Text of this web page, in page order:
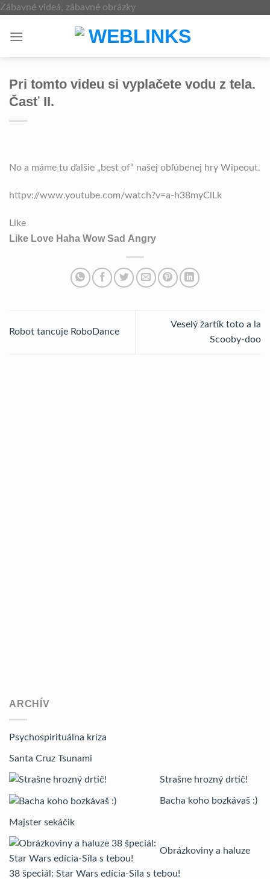
Zábavné videá, zábavné obrázkySkip
content
Pri tomto videu si vyplačete vodu z tela.
Časť II.
No a máme tu ďalšie „best of“ našej obľúbenej hry Wipeout.
httpv://www.youtube.com/watch?v=a-h38myClLk
Like
Like Love Haha Wow Sad Angry
Robot tancuje RoboDance
Veselý žartík toto a la
Scooby-doo
ARCHÍV
Psychospirituálna kríza
Santa Cruz Tsunami
Strašne hrozný drtič!
Bacha koho bozkávaš :)
Majster sekáčik
Obrázkoviny a haluze
38 špeciál: Star Wars edícia-Sila s tebou!